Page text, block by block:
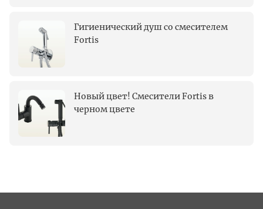
Гигиенический душ со смесителем
Fortis
Новый цвет! Смесители Fortis в
черном цвете